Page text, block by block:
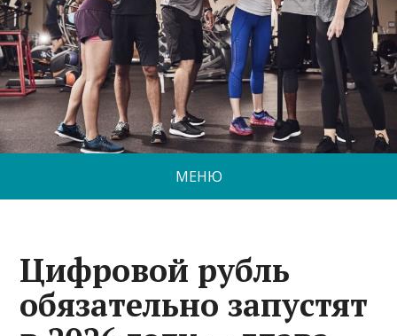
МЕНЮ
Цифровой рубль
обязательно запустят